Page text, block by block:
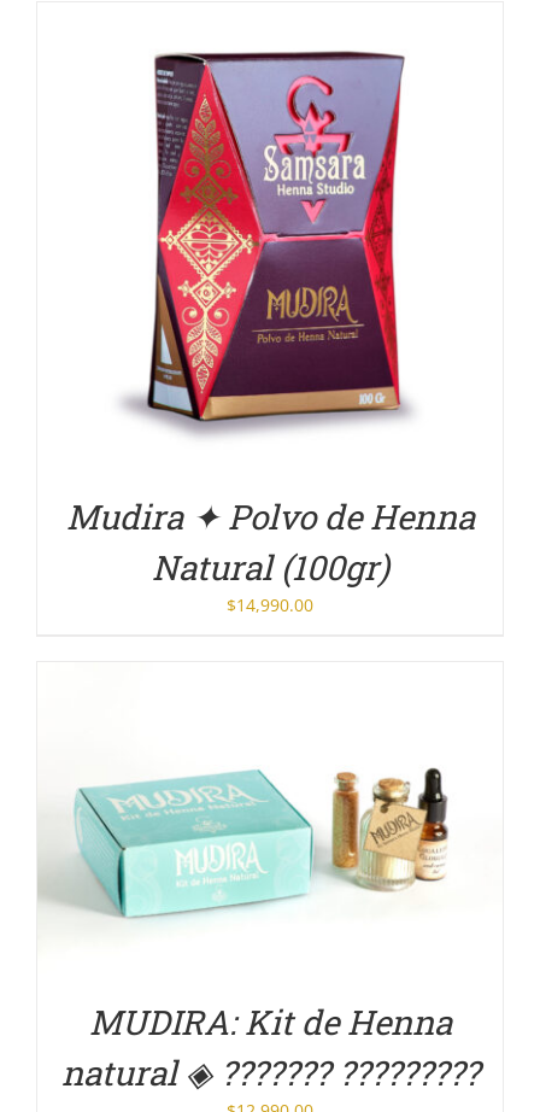
DETALLES
Mudira ✦ Polvo de Henna
Natural (100gr)
$14,990.00
DETALLES
MUDIRA: Kit de Henna
natural ◈ ??????? ?????????